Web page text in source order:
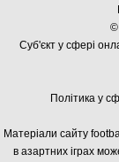
©
Суб'єкт у сфері
Політика у
Матеріали сайту
в азартних іграх